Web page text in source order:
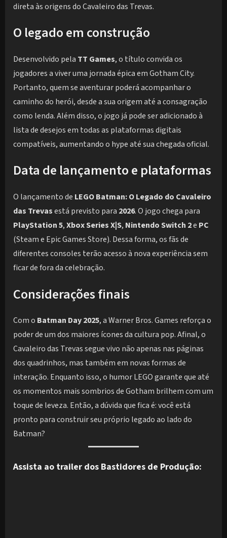
direta às origens do Cavaleiro das Trevas.
O legado em construção
Desenvolvido pela TT Games, o título convida os
jogadores a viver uma jornada épica em Gotham City.
Portanto, quem se aventurar poderá acompanhar o
caminho do herói, desde a sua origem até a consagração
como lenda. Além disso, o jogo já pode ser adicionado à
lista de desejos em todas as plataformas digitais
compatíveis, aumentando o hype até sua chegada oficial.
Data de lançamento e plataformas
O lançamento de LEGO Batman: O Legado do Cavaleiro
das Trevasestá previsto para 2026. O jogo chega para
PlayStation 5,Xbox Series X|S, Nintendo Switch 2e PC
(Steam e Epic Games Store). Dessa forma, os fãs de
diferentes consoles terão acesso à nova experiência sem
ficar de fora da celebração.
Considerações finais
Com o Batman Day 2025, a Warner Bros. Games reforça o
poder de um dos maiores ícones da cultura pop. Afinal, o
Cavaleiro das Trevas segue vivo não apenas nas páginas
dos quadrinhos, mas também em novas formas de
interação. Enquanto isso, o humor LEGO garante que até
os momentos mais sombrios de Gotham brilhem com um
toque de leveza. Então, a dúvida que fica é: você está
pronto para construir seu próprio legado ao lado do
Batman?
Assista ao trailer dos Bastidores de Produção: